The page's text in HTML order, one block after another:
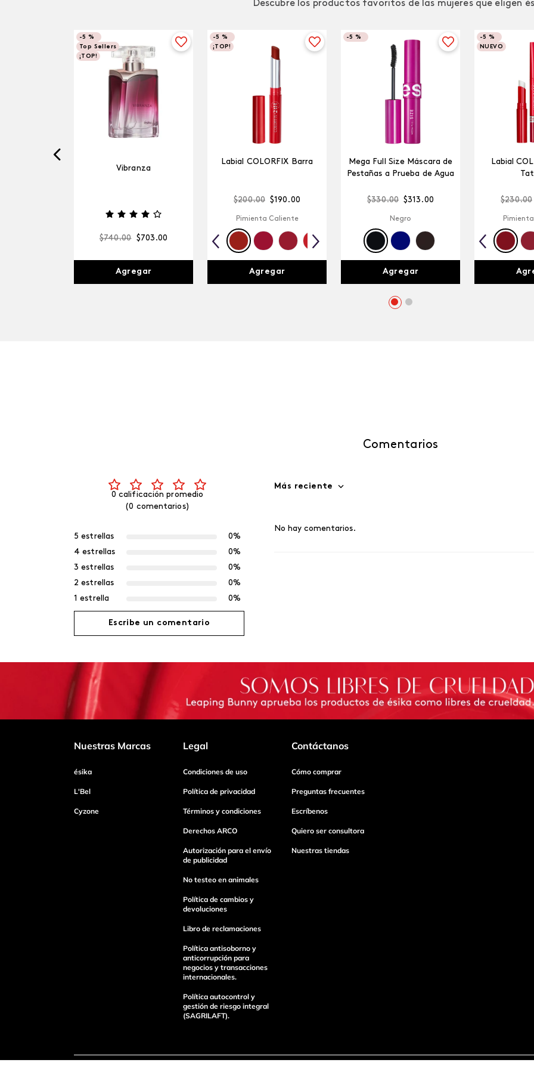
Descubre los productos favoritos de las mujeres que eligen
-5 %
Top Sellers
¡TOP!
Vibranza
$740.00 $703 .00
Agregar
-5 %
¡TOP!
Labial COLORFIX Barra
$200.00 $190 .00
Pimienta Caliente
Agregar
-5 %
Mega Full Size Máscara de
Pestañas a Prueba de Agua
$330.00 $313 .00
Negro
Agregar
-5 %
NUEVO
Labial
$230.00
Comentarios
0 calificación promedio
(0 comentarios)
5 estrellas
0%
4 estrellas
0%
3 estrellas
0%
2 estrellas
0%
1 estrella
0%
Escribe un comentario
Agregar comentario
Título
Tu nombre
Enviar Comentario
Más reciente
No hay comentarios.
Nuestras Marcas
ésika
L'Bel
Cyzone
Legal
Condiciones de uso
Política de privacidad
Términos y condiciones
Derechos ARCO
Autorización para el envío
de publicidad
No testeo en animales
Política de cambios y
devoluciones
Libro de reclamaciones
Política antisoborno y
anticorrupción para
negocios y transacciones
internacionales.
Política autocontrol y
gestión de riesgo integral
(SAGRILAFT).
Contáctanos
Cómo comprar
Preguntas frecuentes
Escríbenos
Quiero ser consultora
Nuestras tiendas